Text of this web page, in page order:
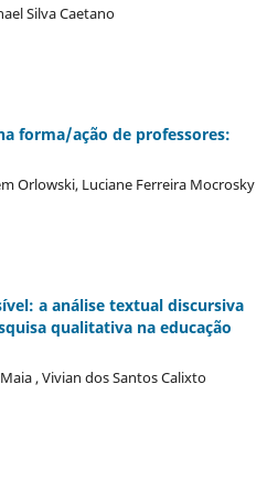
Silva Caetano
forma/ação de professores:
Orlowski, Luciane Ferreira Mocrosky
a análise textual discursiva
qualitativa na educação
, Vivian dos Santos Calixto